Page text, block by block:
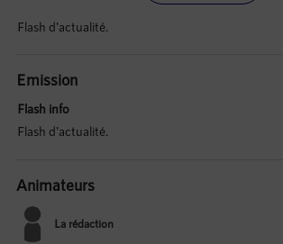
Flash d'actualité.
Emission
Flash info
Flash d'actualité.
Animateurs
La rédaction